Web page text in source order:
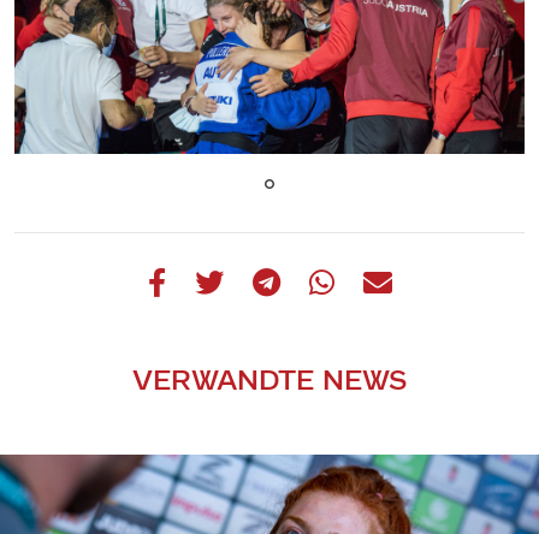
VERWANDTE NEWS